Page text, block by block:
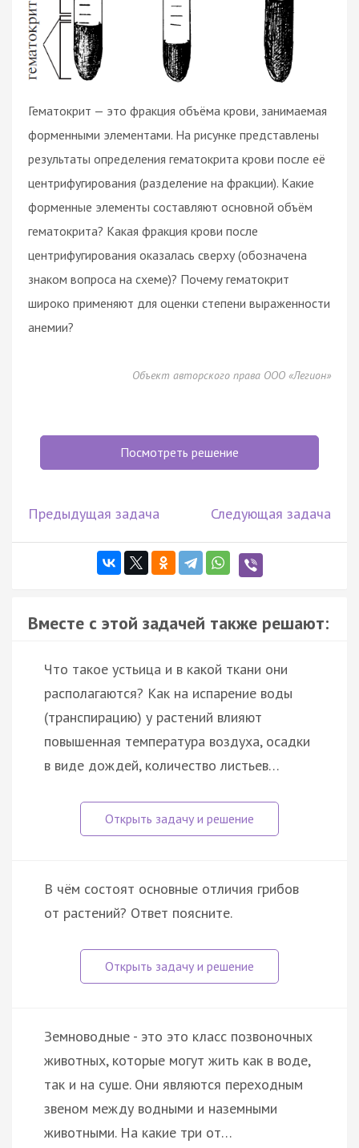
Гематокрит — это фракция объёма крови, занимаемая
форменными элементами. На рисунке представлены
результаты определения гематокрита крови после её
центрифугирования (разделение на фракции). Какие
форменные элементы составляют основной объём
гематокрита? Какая фракция крови после
центрифугирования оказалась сверху (обозначена
знаком вопроса на схеме)? Почему гематокрит
широко применяют для оценки степени выраженности
анемии?
Объект авторского права ООО «Легион»
Посмотреть решение
Предыдущая задача Следующая задача
Вместе с этой задачей также решают:
Что такое устьица и в какой ткани они
располагаются? Как на испарение воды
(транспирацию) у растений влияют
повышенная температура воздуха, осадки
в виде дождей, количество листьев…
В чём состоят основные отличия грибов
от растений? Ответ поясните.
Земноводные - это это класс позвоночных
животных, которые могут жить как в воде,
так и на суше. Они являются переходным
звеном между водными и наземными
животными. На какие три от…